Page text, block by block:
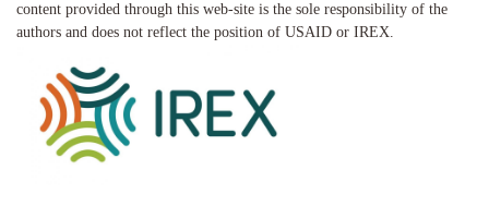
content provided through this web-site is the sole responsibility of the
authors and does not reflect the position of USAID or IREX.